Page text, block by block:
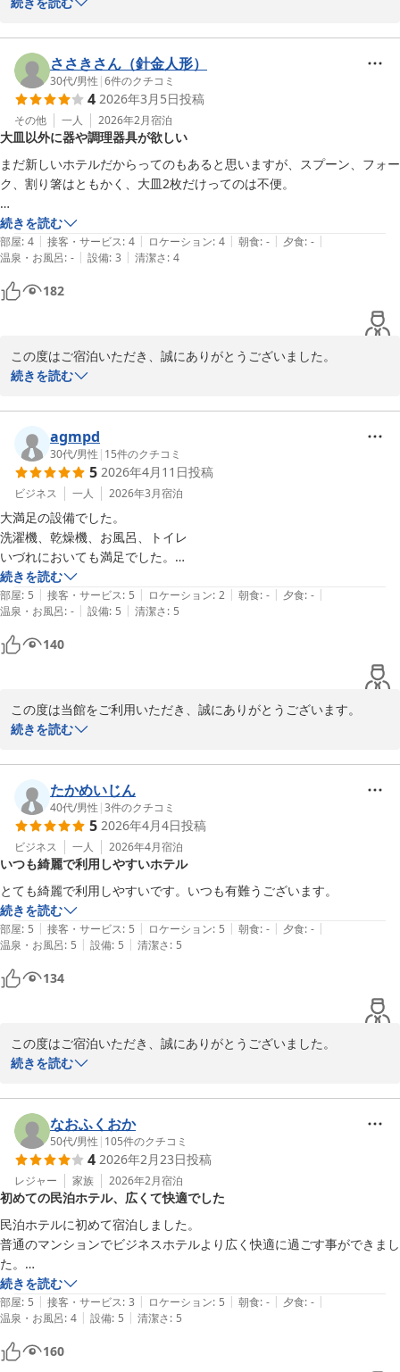
す。
洗濯機やキッチン用品などの設備がお役に立てたこと、お部屋の清
潔さにもご満足いただけたとのこと、大変嬉しく拝読いたしまし
た。
一方で、チェックインの際にはご不便をおかけし申し訳ございませ
んでした。
よりスムーズにお手続きいただけるよう、今後の改善に努めてまい
また鹿児島へお越しの際には、ぜひ当ホテルをご利用くださいま
せ。
Ｖａｃａｔｉｏｎ Ｒｅｎｔａｌ Ｈｏｔｅｌ 天文館
ささきさん（針金人形）
30代/男性 |6件のクチコミ
4 2026年3月5日投稿
その他 一人 2026年2月宿泊
大皿以外に器や調理器具が欲しい
まだ新しいホテルだからってのもあると思いますが、スプーン、フォー
ク、割り箸はともかく、大皿2枚だけってのは不便。
お椀とか欲しい。
調理用具も菜箸だけじゃなくて、フライ返しとかお玉とかもあると良い
と思う。
続きを読む
部屋: 4 | 接客・サービス: 4 | ロケーション: 4 | 朝食: - | 夕食: - |
温泉・お風呂: - | 設備: 3 | 清潔さ: 4
182
この度はご宿泊いただき、誠にありがとうございました。
お部屋の備品につきまして、貴重なご意見をありがとうございま
今後の運営の為に検討させていただきます。
また鹿児島へお越しの際には、ぜひ当ホテルをご利用くださいま
せ。
スタッフ一同ご来館を、心よりお待ち申し上げております。
Ｖａｃａｔｉｏｎ Ｒｅｎｔａｌ Ｈｏｔｅｌ 天文館
2026-03-06
続きを読む
agmpd
30代/男性 | 15件のクチコミ
5 2026年4月11日投稿
ビジネス 一人 2026年3月宿泊
大満足の設備でした。
洗濯機、乾燥機、お風呂、トイレ
いづれにおいても満足でした。
また利用させていただきます。
非接触でのチェックイン等も便利でした。
続きを読む
部屋: 5 | 接客・サービス: 5 | ロケーション: 2 | 朝食: - | 夕食: - |
温泉・お風呂: - | 設備: 5 | 清潔さ: 5
140
この度は当館をご利用いただき、誠にありがとうございます。
また、「大満足」とのお言葉を頂戴し、心より御礼申し上げます。
ご様子を大変嬉しく拝見いたしました。
また、非接触でのチェックインも便利にご利用いただけたとのこ
と、安心いたしました。
これからも快適にお過ごしいただける環境づくりに努めてまいりま
す。
また鹿児島へお越しの際には、ぜひ当ホテルをご利用くださいま
せ。
スタッフ一同ご来館を、心よりお待ち申し上げております。
Ｖａｃａｔｉｏｎ Ｒｅｎｔａｌ Ｈｏｔｅｌ 天文館
2026-04-13
続きを読む
たかめいじん
40代/男性 |3件のクチコミ
5 2026年4月4日投稿
ビジネス 一人 2026年4月宿泊
いつも綺麗で利用しやすいホテル
とても綺麗で利用しやすいです。いつも有難うございます。
続きを読む
部屋: 5 | 接客・サービス: 5 | ロケーション: 5 | 朝食: - | 夕食: - |
温泉・お風呂: 5 | 設備: 5 | 清潔さ: 5
134
この度はご宿泊いただき、誠にありがとうございました。
「とても綺麗で利用しやすい」とのお言葉を頂戴し、大変嬉しく存
今後もご宿泊の皆さまが快適にご利用いただけるよう努めてまいり
ます。
機会がございましたら、ぜひまたご利用くださいませ。
スタッフ一同、心よりお待ち申し上げております。
Ｖａｃａｔｉｏｎ Ｒｅｎｔａｌ Ｈｏｔｅｌ 天文館
2026-04-06
続きを読む
なおふくおか
50代/男性 | 105件のクチコミ
4 2026年2月23日投稿
レジャー 家族 2026年2月宿泊
初めての民泊ホテル、広くて快適でした
民泊ホテルに初めて宿泊しました。
普通のマンションでビジネスホテルより広く快適に過ごす事ができまし
た。
チェックインの仕組みが少し難しいですね。
続きを読む
部屋: 5 | 接客・サービス: 3 | ロケーション: 5 | 朝食: - | 夕食: - |
温泉・お風呂: 4 | 設備: 5 | 清潔さ: 5
160